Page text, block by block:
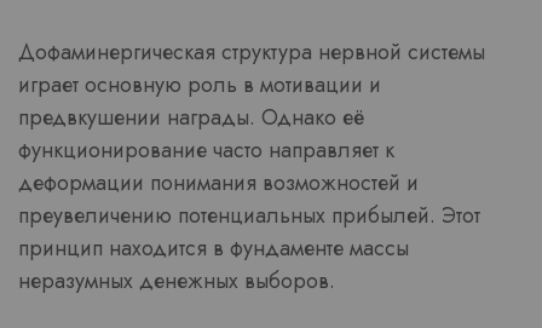
Дофаминергическая структура нервной системы
играет основную роль в мотивации и
предвкушении награды. Однако её
функционирование часто направляет к
деформации понимания возможностей и
преувеличению потенциальных прибылей. Этот
принцип находится в фундаменте массы
неразумных денежных выборов.